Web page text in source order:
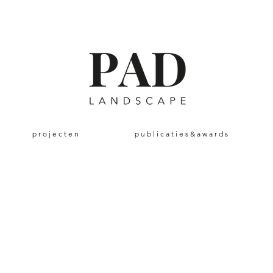
p r o j e c t e n p u b l i c a t i e s & a w a r d s